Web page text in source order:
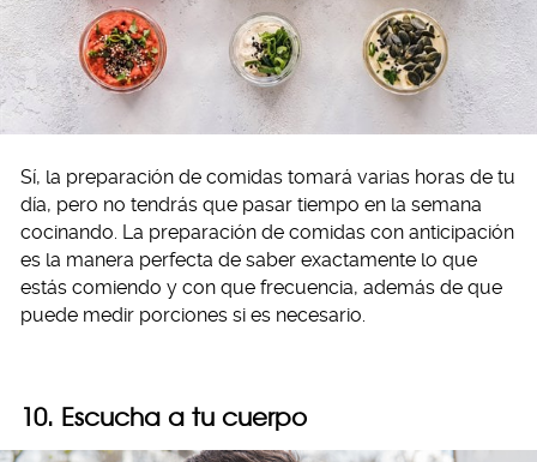
Sí, la preparación de comidas tomará varias horas de tu
día, pero no tendrás que pasar tiempo en la semana
cocinando. La preparación de comidas con anticipación
es la manera perfecta de saber exactamente lo que
estás comiendo y con que frecuencia, además de que
puede medir porciones si es necesario.
10. Escucha a tu cuerpo